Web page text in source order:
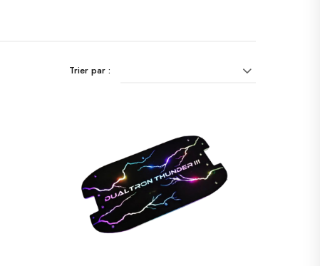
Trier par :